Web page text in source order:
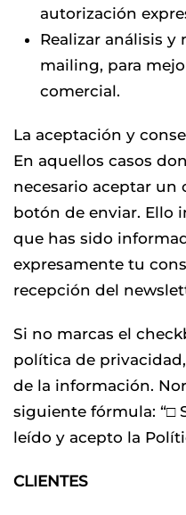
autorización
Realizar análisis y
mailing, para
comercial.
La aceptación y
En aquellos casos
necesario aceptar un
botón de enviar. Ello
que has sido
expresamente tu
recepción del
Si no marcas el
política de
de la información.
siguiente fórmula: “□
leído y acepto la
CLIENTES